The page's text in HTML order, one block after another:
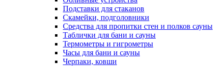
Подставки для стаканов
Скамейки, подголовники
Средства для пропитки стен и полков сауны
Таблички для бани и сауны
Термометры и гигрометры
Часы для бани и сауны
Черпаки, ковши